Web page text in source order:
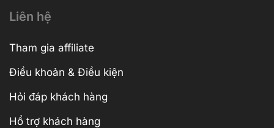
Liên hệ
Tham gia affiliate
Điều khoản & Điều kiện
Hỏi đáp khách hàng
Hổ trợ khách hàng